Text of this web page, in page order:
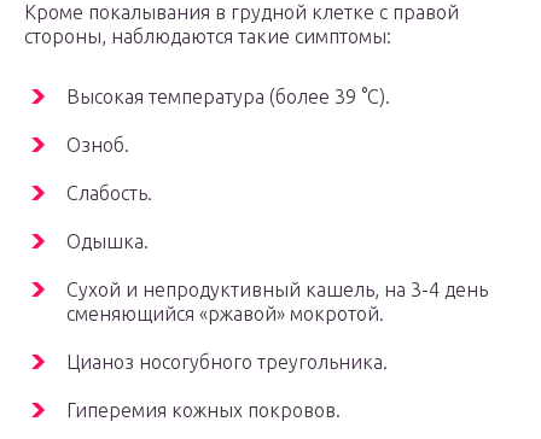
Кроме покалывания в грудной клетке с правой
стороны, наблюдаются такие симптомы:
Высокая температура (более 39 °С).
Озноб.
Слабость.
Одышка.
Сухой и непродуктивный кашель, на 3-4 день
сменяющийся «ржавой» мокротой.
Цианоз носогубного треугольника.
Гиперемия кожных покровов.